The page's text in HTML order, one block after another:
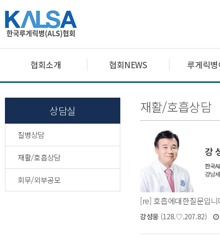
협회소개 협회NEWS 루게릭
상담실
질병상담
재활/호흡상담
회무/외부공모
재활/호흡상담
[re] 호흡에대한질문입
강성웅(128.♡.207.82)